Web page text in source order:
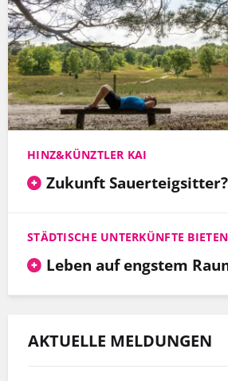
HINZ&KÜNZTLER KAI
Zukunft Sauerteigsitter?
STÄDTISCHE UNTERKÜNFTE
Leben auf engstem
AKTUELLE MELDUNGEN